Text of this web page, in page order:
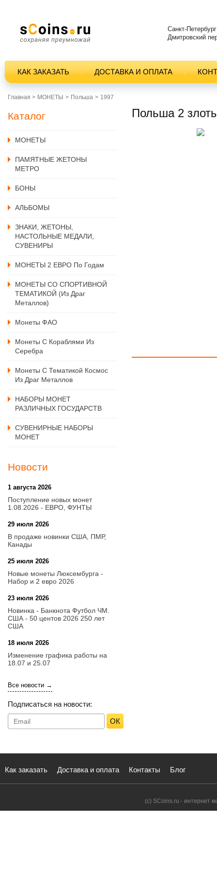
Санкт-Петербург
Дмитровский
КАК ЗАКАЗАТЬ ДОСТАВКА И ОПЛАТА
Главная > MОНЕТЫ Польша 1997
Каталог
MОНЕТЫ
ПАМЯТНЫЕ ЖЕТОНЫ
МЕТРО
БОНЫ
АЛЬБОМЫ
ЗНАКИ, ЖЕТОНЫ,
НАСТОЛЬНЫЕ МЕДАЛИ,
СУВЕНИРЫ
МОНЕТЫ 2 ЕВРО По Годам
МОНЕТЫ СО СПОРТИВНОЙ
ТЕМАТИКОЙ (из Драг
Металлов)
Монеты ФАО
Монеты С Кораблями Из
Серебра
Монеты С Тематикой Космос
Из Драг Металлов
НАБОРЫ МОНЕТ
РАЗЛИЧНЫХ ГОСУДАРСТВ
СУВЕНИРНЫЕ НАБОРЫ
МОНЕТ
Новости
1 августа 2026
Поступление новых монет
1.08.2026 - ЕВРО, ФУНТЫ
29 июля 2026
В продаже новинки США, ПМР,
Канады
25 июля 2026
Новые монеты Люксембурга -
Набор и 2 евро 2026
23 июля 2026
Новинка - Банкнота Футбол ЧМ.
США - 50 центов 2026 250 лет
США
18 июля 2026
Изменение графика работы на
18.07 и 25.07
Все новости →
Подписаться на новости:
ОК
Польша 2
Как заказать Доставка и оплата Контакты Блог
(с) SCoins.ru - интернет